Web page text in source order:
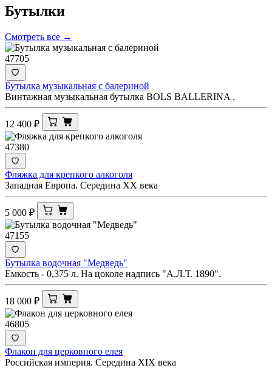
Бутылки
Смотреть все →
47705
Бутылка музыкальная с балериной
Винтажная музыкальная бутылка BOLS BALLERINA .
12 400 ₽
47380
Фляжка для крепкого алкоголя
Западная Европа. Середина XX века
5 000 ₽
47155
Бутылка водочная "Медведь"
Емкость - 0,375 л. На цоколе надпись "А.Л.Т. 1890".
18 000 ₽
46805
Флакон для церковного елея
Российская империя. Середина XIX века